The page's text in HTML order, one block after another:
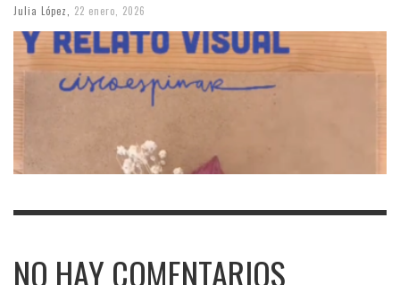
Julia López, 22 enero, 2026
NO HAY COMENTARIOS